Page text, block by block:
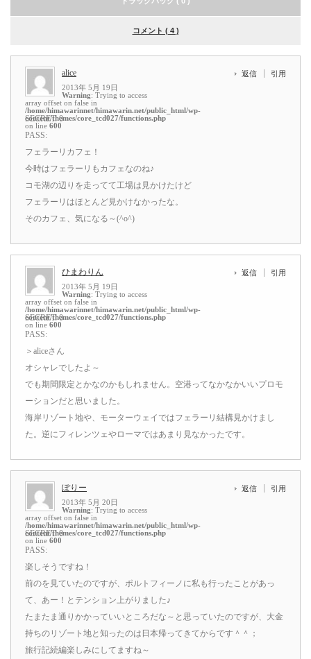
コメント ( 4 )
alice
2013年 5月 19日
Warning: Trying to access
array offset on false in
/home/himawarinnet/himawarin.net/public_html/wp-
content/themes/core_tcd027/functions.php
on line 600
返信 引用
SECRET: 0
PASS:
フェラーリカフェ！
今時はフェラーリもカフェなのね♪
コモ湖の辺りを走ってて工場は見かけたけど
フェラーリはほとんど見かけなかったな。
そのカフェ、気になる～(^o^)
ひまわりん
2013年 5月 19日
Warning: Trying to access
array offset on false in
/home/himawarinnet/himawarin.net/public_html/wp-
content/themes/core_tcd027/functions.php
on line 600
返信 引用
SECRET: 0
PASS:
＞aliceさん
オシャレでしたよ～
でも期間限定とかなのかもしれません。空港ってなかなかいいプロモ
ーションだと思いました。
海岸リゾート地や、モーターウェイではフェラーリ結構見かけまし
た。逆にフィレンツェやローマではあまり見なかったです。
ぽりー
2013年 5月 20日
Warning: Trying to access
array offset on false in
/home/himawarinnet/himawarin.net/public_html/wp-
content/themes/core_tcd027/functions.php
on line 600
返信 引用
SECRET: 0
PASS:
楽しそうですね！
前のを見ていたのですが、ポルトフィーノに私も行ったことがあっ
て、あー！とテンション上がりました♪
たまたま通りかかっていいところだな～と思っていたのですが、大金
持ちのリゾート地と知ったのは日本帰ってきてからです＾＾；
旅行記続編楽しみにしてますね～